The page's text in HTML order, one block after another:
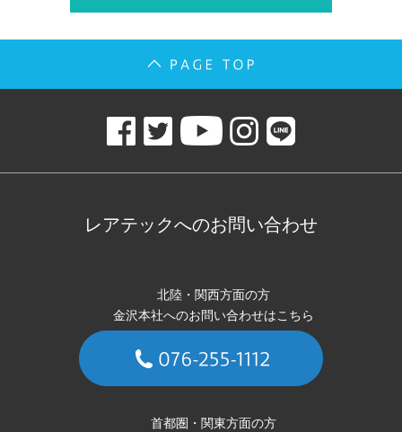
レアテックへのお問い合わせ
北陸・関西方面の方
金沢本社へのお問い合わせはこちら
首都圏・関東方面の方